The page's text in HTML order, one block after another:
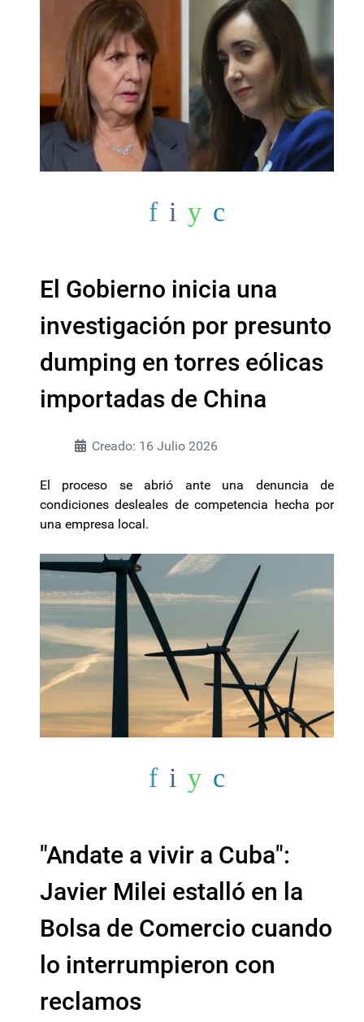
El Gobierno inicia una
investigación por presunto
dumping en torres eólicas
importadas de China
Creado: 16 Julio 2026
El proceso se abrió ante una denuncia de
condiciones desleales de competencia hecha por
una empresa local.
"Andate a vivir a Cuba":
Javier Milei estalló en la
Bolsa de Comercio cuando
lo interrumpieron con
reclamos